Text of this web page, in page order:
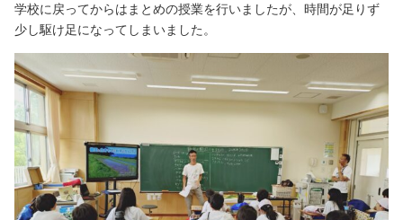
学校に戻ってからはまとめの授業を行いましたが、時間が足りず
少し駆け足になってしまいました。